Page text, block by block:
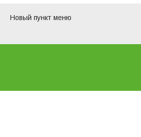
Новый пункт меню